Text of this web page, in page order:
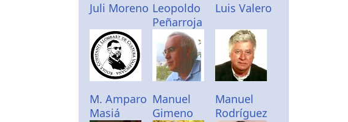
Juli Moreno Leopoldo
Peñarroja
Luis Valero
M. Amparo
Masiá
Manuel
Gimeno
Manuel
Rodríguez